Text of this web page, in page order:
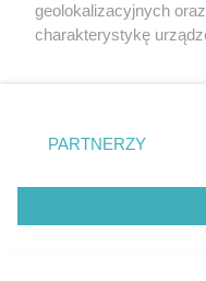
Urząd miasta
którym zwyciężyła
projektowym w tym
projektowania. To
geolokalizacyjnych
charakterystykę
zmienić/wycofać
znajdujący się w
rodzaje przetwarzania
użytkownika, ale masz
przetwarzaniu.
PARTNERZY